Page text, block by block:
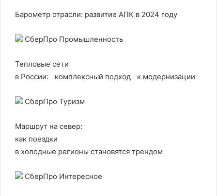
Барометр отрасли: развитие АПК в 2024 году
СберПро Промышленность
Тепловые сети
в России: комплексный подход к модернизации
СберПро Туризм
Маршрут на север:
как поездки
в холодные регионы становятся трендом
СберПро Интересное